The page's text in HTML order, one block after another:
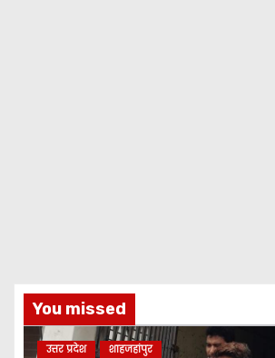
You missed
उत्तर प्रदेश शाहजहांपुर